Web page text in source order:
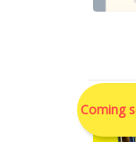
Coming